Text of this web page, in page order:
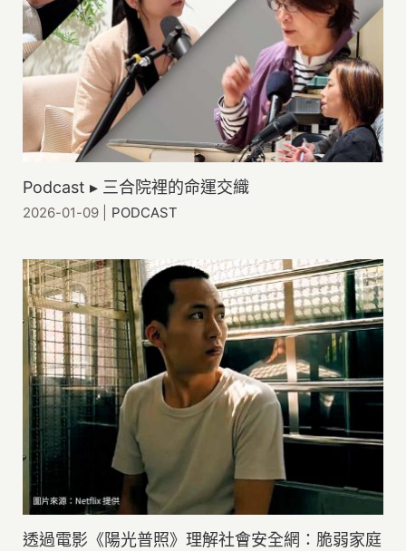
Podcast ▸ 三合院裡的命運交織
2026-01-09 PODCAST
透過電影《陽光普照》理解社會安全網：脆弱家庭